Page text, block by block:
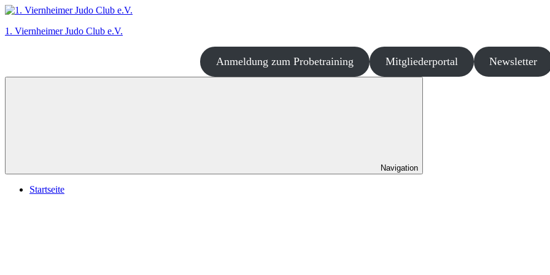
Zum
springen
1. Viernheimer Judo Club e.V.
Anmeldung zum Probetraining Mitgliederportal Newsletter
Navigation
Startseite